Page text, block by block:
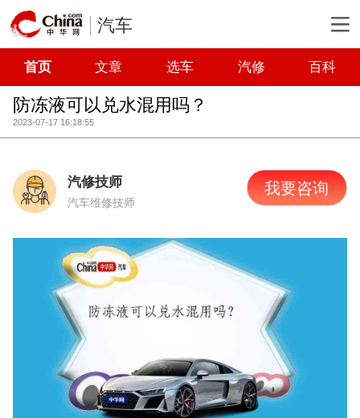
汽车
首页 文章 选车 汽修 百科
防冻液可以兑水混用吗？
2023-07-17 16:18:55
汽修技师
汽车维修技师
我要咨询